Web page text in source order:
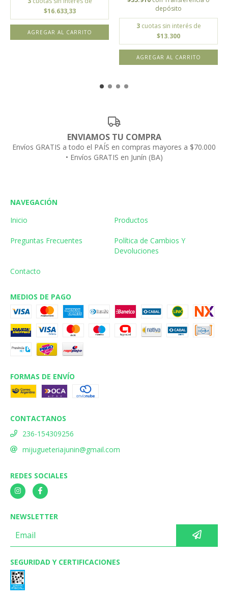
$16.633,33
depósito
3 cuotas sin interés de
$13.300
ENVIAMOS TU COMPRA
Envíos GRATIS a todo el PAÍS en compras mayores a $70.000
• Envíos GRATIS en Junín (BA)
NAVEGACIÓN
Inicio
Productos
Preguntas Frecuentes
Política de Cambios Y
Devoluciones
Contacto
MEDIOS DE PAGO
FORMAS DE ENVÍO
CONTACTANOS
236-154309256
mijugueteriajunin@gmail.com
REDES SOCIALES
NEWSLETTER
SEGURIDAD Y CERTIFICACIONES